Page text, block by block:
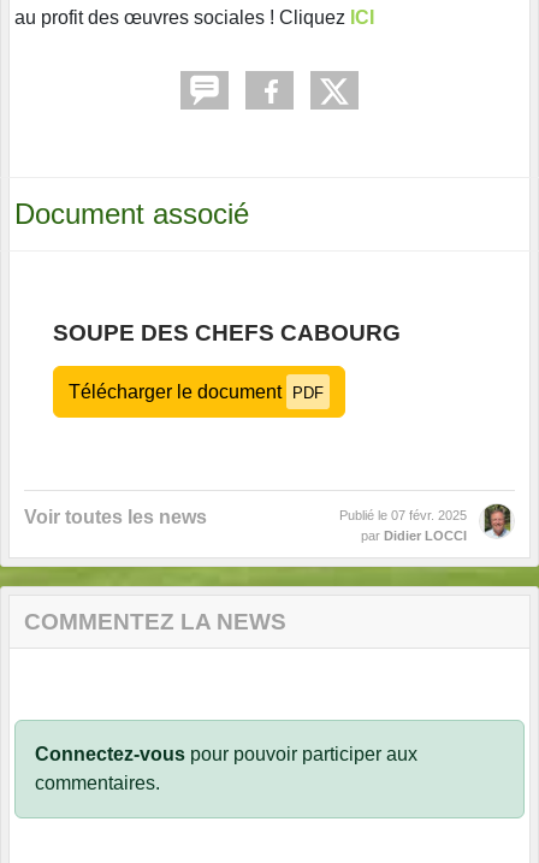
au profit des œuvres sociales ! Cliquez ICI
Document associé
SOUPE DES CHEFS CABOURG
Télécharger le document PDF
Voir toutes les news Publié le 07 févr. 2025
par Didier LOCCI
COMMENTEZ LA NEWS
Connectez-vous pour pouvoir participer aux
commentaires.